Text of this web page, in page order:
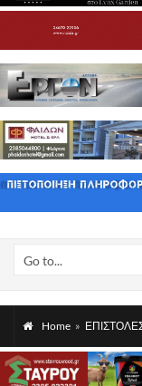
Go to...
Home »